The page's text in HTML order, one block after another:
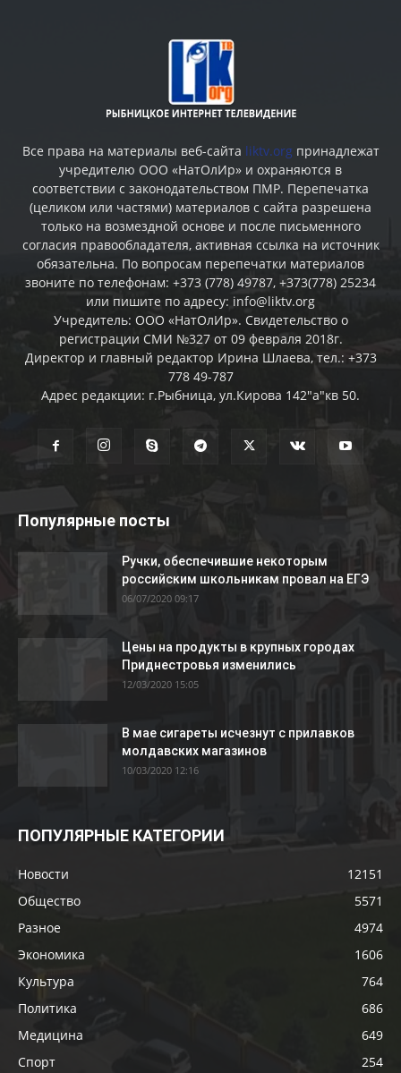
Все права на материалы веб-сайта liktv.org принадлежат
учредителю ООО «НатОлИр» и охраняются в
соответствии с законодательством ПМР. Перепечатка
(целиком или частями) материалов c сайта разрешена
только на возмездной основе и после письменного
согласия правообладателя, активная ссылка на источник
обязательна. По вопросам перепечатки материалов
звоните по телефонам: +373 (778) 49787, +373(778) 25234
или пишите по адресу: info@liktv.org
Учредитель: ООО «НатОлИр». Свидетельство о
регистрации СМИ №327 от 09 февраля 2018г.
Директор и главный редактор Ирина Шлаева, тел.: +373
778 49-787
Адрес редакции: г.Рыбница, ул.Кирова 142"а"кв 50.
Популярные посты
Ручки, обеспечившие некоторым
российским школьникам провал на ЕГЭ
06/07/2020 09:17
Цены на продукты в крупных городах
Приднестровья изменились
12/03/2020 15:05
В мае сигареты исчезнут с прилавков
молдавских магазинов
10/03/2020 12:16
ПОПУЛЯРНЫЕ КАТЕГОРИИ
Новости
12151
Общество
5571
Разное
4974
Экономика
1606
Культура
764
Политика
686
Медицина
649
Спорт
254